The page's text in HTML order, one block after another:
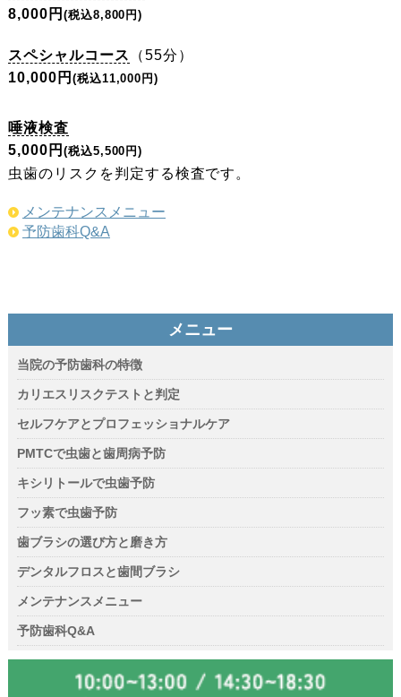
8,000円 (税込8,800円)
スペシャルコース （55分）
10,000円 (税込11,000円)
唾液検査
5,000円 (税込5,500円)
虫歯のリスクを判定する検査です。
メンテナンスメニュー
予防歯科Q&A
メニュー
当院の予防歯科の特徴
カリエスリスクテストと判定
セルフケアとプロフェッショナルケア
PMTCで虫歯と歯周病予防
キシリトールで虫歯予防
フッ素で虫歯予防
歯ブラシの選び方と磨き方
デンタルフロスと歯間ブラシ
メンテナンスメニュー
予防歯科Q&A